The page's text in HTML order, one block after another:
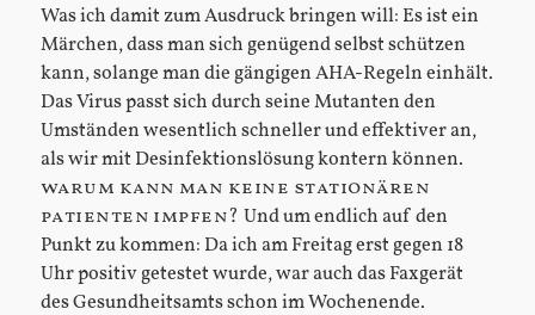
Was ich damit zum Ausdruck bringen will: Es ist ein
Märchen, dass man sich genügend selbst schützen
kann, solange man die gängigen AHA-Regeln einhält.
Das Virus passt sich durch seine Mutanten den
Umständen wesentlich schneller und effektiver an,
als wir mit Desinfektionslösung kontern können.
warum kann man keine stationären
patienten impfen? Und um endlich auf den
Punkt zu kommen: Da ich am Freitag erst gegen 18
Uhr positiv getestet wurde, war auch das Faxgerät
des Gesundheitsamts schon im Wochenende.